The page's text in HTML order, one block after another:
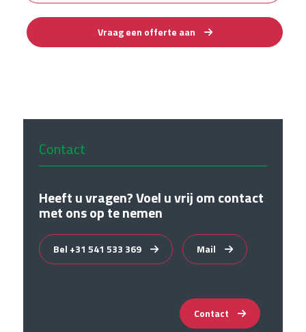
Vraag een offerte aan
Contact
Heeft u vragen? Voel u vrij om contact
met ons op te nemen
Bel +31 541 533 369 Mail
Contact